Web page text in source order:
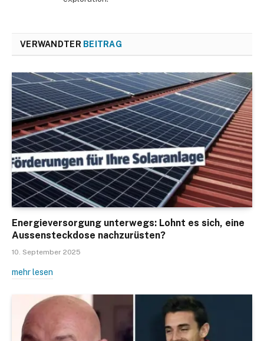
VERWANDTER BEITRAG
Energieversorgung unterwegs: Lohnt es sich, eine
Aussensteckdose nachzurüsten?
10. September 2025
mehr lesen